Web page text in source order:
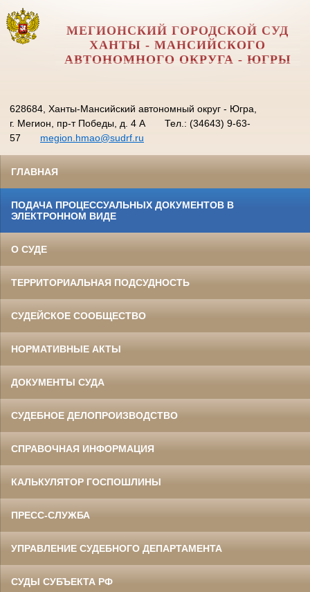
МЕГИОНСКИЙ ГОРОДСКОЙ СУД
ХАНТЫ - МАНСИЙСКОГО
АВТОНОМНОГО ОКРУГА - ЮГРЫ
628684, Ханты-Мансийский автономный округ - Югра,
г. Мегион, пр-т Победы, д. 4 А
Тел.: (34643) 9-63-
57
megion.hmao@sudrf.ru
ГЛАВНАЯ
ПОДАЧА ПРОЦЕССУАЛЬНЫХ ДОКУМЕНТОВ В
ЭЛЕКТРОННОМ ВИДЕ
О СУДЕ
ТЕРРИТОРИАЛЬНАЯ ПОДСУДНОСТЬ
СУДЕЙСКОЕ СООБЩЕСТВО
НОРМАТИВНЫЕ АКТЫ
ДОКУМЕНТЫ СУДА
СУДЕБНОЕ ДЕЛОПРОИЗВОДСТВО
СПРАВОЧНАЯ ИНФОРМАЦИЯ
КАЛЬКУЛЯТОР ГОСПОШЛИНЫ
ПРЕСС-СЛУЖБА
УПРАВЛЕНИЕ СУДЕБНОГО ДЕПАРТАМЕНТА
СУДЫ СУБЪЕКТА РФ